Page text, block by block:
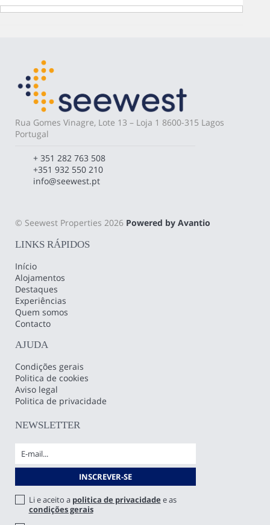
Rua Gomes Vinagre, Lote 13 – Loja 1 8600-315 Lagos
Portugal
+ 351 282 763 508
+351 932 550 210
info@seewest.pt
© Seewest Properties 2026 Powered by Avantio
LINKS RÁPIDOS
Início
Alojamentos
Destaques
Experiências
Quem somos
Contacto
AJUDA
Condições gerais
Politica de cookies
Aviso legal
Politica de privacidade
NEWSLETTER
Li e aceito a politica de privacidade e as
condições gerais